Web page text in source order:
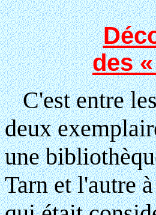
des
C'est entre les
deux
une
Tarn et l'autre